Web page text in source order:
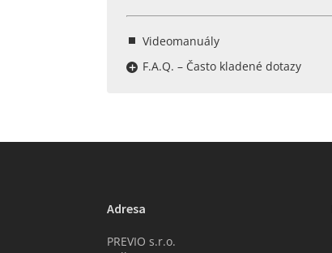
Videomanuály
F.A.Q. – Často kladené dotazy
Adresa
PREVIO s.r.o.